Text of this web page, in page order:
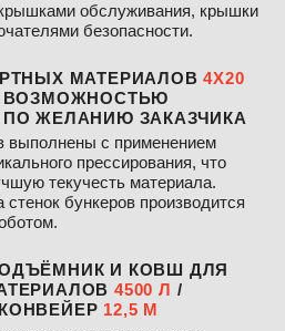
обслуживания, крышки
безопасности.
МАТЕРИАЛОВ4Х20
ВОЗМОЖНОСТЬЮ
ЖЕЛАНИЮ ЗАКАЗЧИКА
выполнены с применением
прессирования, что
текучесть материала.
стенок бункеров производится
И КОВШ ДЛЯ
4500 Л /
12,5 М